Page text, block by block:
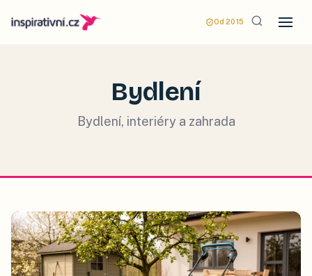
Od 2015
Bydlení
Bydlení, interiéry a zahrada